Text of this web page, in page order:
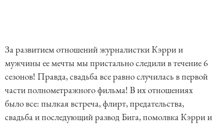
За развитием отношений журналистки Кэрри и
мужчины ее мечты мы пристально следили в течение 6
сезонов! Правда, свадьба все равно случилась в первой
части полнометражного фильма! В их отношениях
было все: пылкая встреча, флирт, предательства,
свадьба и последующий развод Бига, помолвка Кэрри и